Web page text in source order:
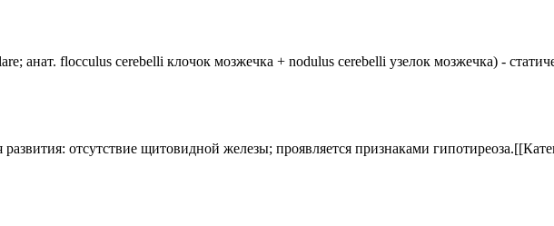
анат. flocculus cerebelli клочок мозжечка + nodulus cerebelli узелок мозжечка) -
отсутствие щитовидной железы; проявляется признаками